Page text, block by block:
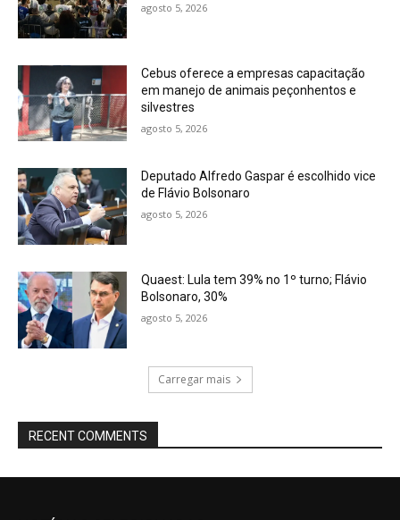
agosto 5, 2026
Cebus oferece a empresas capacitação
em manejo de animais peçonhentos e
silvestres
agosto 5, 2026
Deputado Alfredo Gaspar é escolhido vice
de Flávio Bolsonaro
agosto 5, 2026
Quaest: Lula tem 39% no 1º turno; Flávio
Bolsonaro, 30%
agosto 5, 2026
Carregar mais
RECENT COMMENTS